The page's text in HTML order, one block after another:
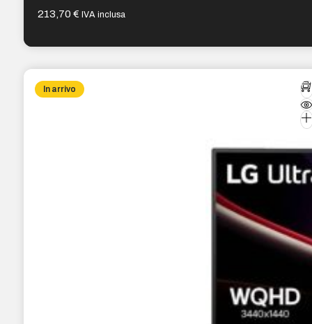
213,70€ IVA inclusa
In arrivo